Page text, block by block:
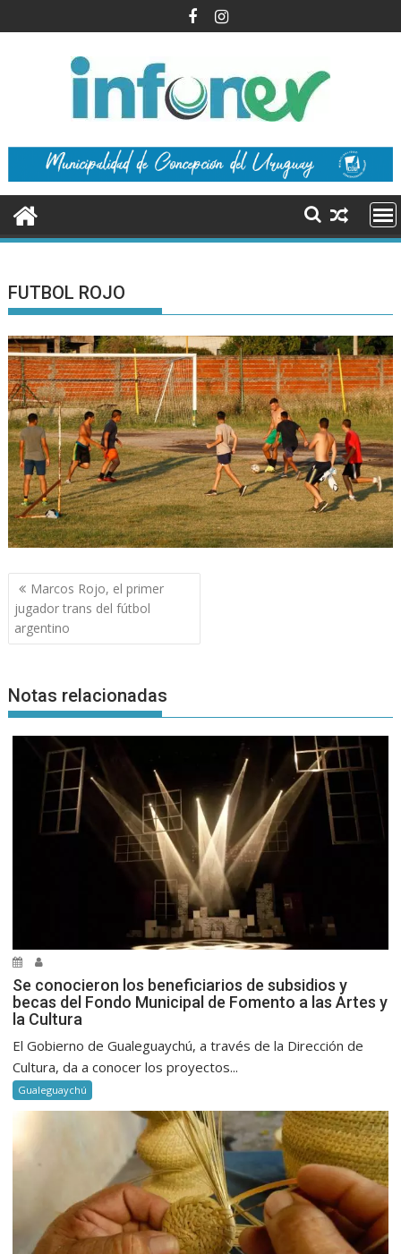
al
FUTBOL ROJO
Navegación
de
entradas
Marcos Rojo, el primer
jugador trans del fútbol
argentino
Notas relacionadas
Se conocieron los beneficiarios de subsidios y
becas del Fondo Municipal de Fomento a las Artes y
la Cultura
El Gobierno de Gualeguaychú, a través de la Dirección de
Cultura, da a conocer los proyectos...
Gualeguaychú